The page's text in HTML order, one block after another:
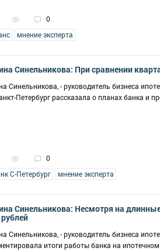
0
мнение эксперта
Синельникова: При сравнении
Синельникова, - руководитель бизнеса
Петербург рассказала о планах банка и
0
С-Петербург мнение эксперта
Синельникова: Несмотря на
Синельникова, - руководитель бизнеса
итоги работы банка на